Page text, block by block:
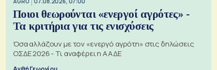
Ποιοι θεωρούνται «ενεργοί αγρότες» -
Τα κριτήρια για τις ενισχύσεις
Όσα αλλάζουν με τον «ενεργό αγρότη» στις δηλώσεις
ΟΣΔΕ 2026 - Τι αναφέρει η ΑΑΔΕ